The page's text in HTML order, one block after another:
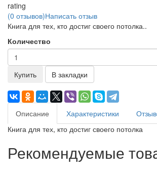
rating
(0 отзывов)Написать отзыв
Книга для тех, кто достиг своего потолка..
Количество
Купить В закладки
Описание Характеристики
Книга для тех, кто достиг своего потолка
Рекомендуемые